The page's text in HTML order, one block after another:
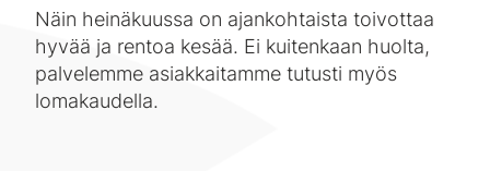
Näin heinäkuussa on ajankohtaista toivottaa
hyvää ja rentoa kesää. Ei kuitenkaan huolta,
palvelemme asiakkaitamme tutusti myös
lomakaudella.